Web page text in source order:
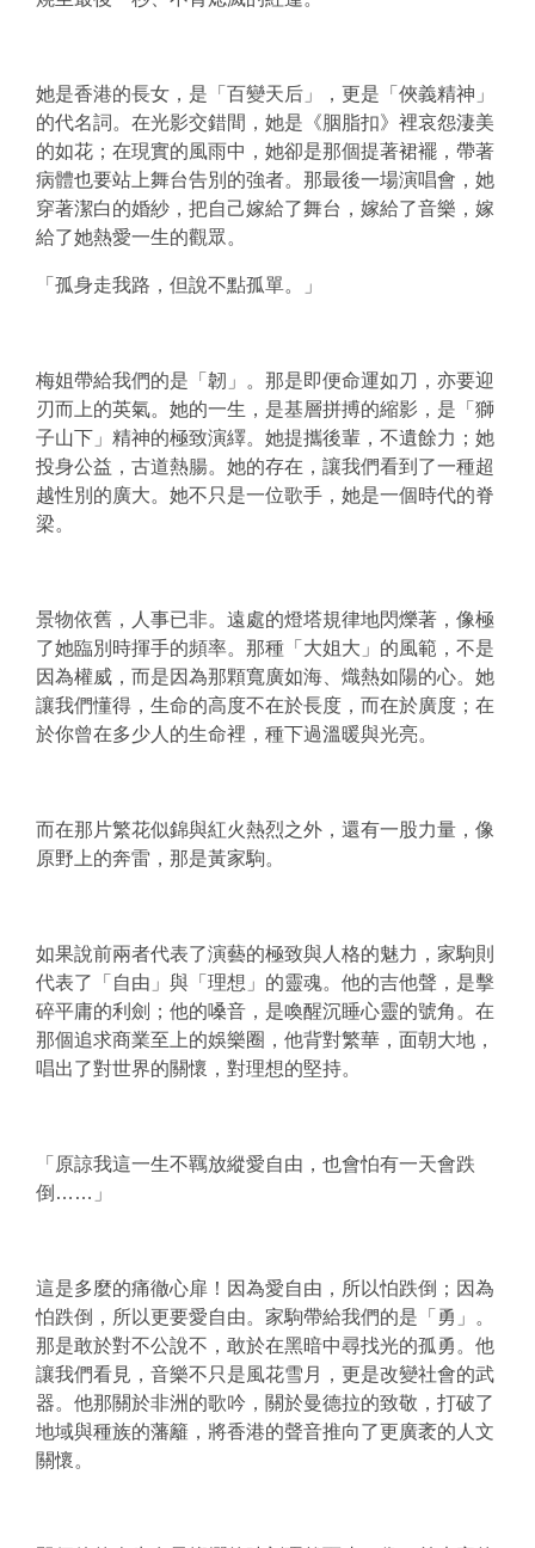
她是香港的長女，是「百變天后」，更是「俠義精神」
的代名詞。在光影交錯間，她是《胭脂扣》裡哀怨淒美
的如花；在現實的風雨中，她卻是那個提著裙襬，帶著
病體也要站上舞台告別的強者。那最後一場演唱會，她
穿著潔白的婚紗，把自己嫁給了舞台，嫁給了音樂，嫁
給了她熱愛一生的觀眾。
「孤身走我路，但說不點孤單。」
梅姐帶給我們的是「韌」。那是即便命運如刀，亦要迎
刃而上的英氣。她的一生，是基層拼搏的縮影，是「獅
子山下」精神的極致演繹。她提攜後輩，不遺餘力；她
投身公益，古道熱腸。她的存在，讓我們看到了一種超
越性別的廣大。她不只是一位歌手，她是一個時代的脊
梁。
景物依舊，人事已非。遠處的燈塔規律地閃爍著，像極
了她臨別時揮手的頻率。那種「大姐大」的風範，不是
因為權威，而是因為那顆寬廣如海、熾熱如陽的心。她
讓我們懂得，生命的高度不在於長度，而在於廣度；在
於你曾在多少人的生命裡，種下過溫暖與光亮。
而在那片繁花似錦與紅火熱烈之外，還有一股力量，像
原野上的奔雷，那是黃家駒。
如果說前兩者代表了演藝的極致與人格的魅力，家駒則
代表了「自由」與「理想」的靈魂。他的吉他聲，是擊
碎平庸的利劍；他的嗓音，是喚醒沉睡心靈的號角。在
那個追求商業至上的娛樂圈，他背對繁華，面朝大地，
唱出了對世界的關懷，對理想的堅持。
「原諒我這一生不羈放縱愛自由，也會怕有一天會跌
倒……」
這是多麼的痛徹心扉！因為愛自由，所以怕跌倒；因為
怕跌倒，所以更要愛自由。家駒帶給我們的是「勇」。
那是敢於對不公說不，敢於在黑暗中尋找光的孤勇。他
讓我們看見，音樂不只是風花雪月，更是改變社會的武
器。他那關於非洲的歌吟，關於曼德拉的致敬，打破了
地域與種族的藩籬，將香港的聲音推向了更廣袤的人文
關懷。